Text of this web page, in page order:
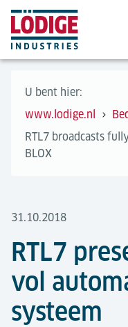
U bent hier:
www.lodige.nl
RTL7 broadcasts
BLOX
31.10.2018
RTL7
vol
systeem